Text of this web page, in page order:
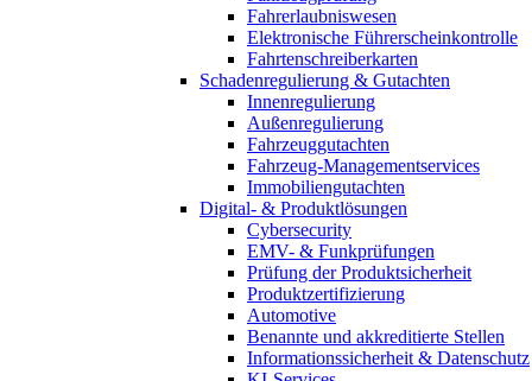
Fahrerlaubniswesen
Elektronische Führerscheinkontrolle
Fahrtenschreiberkarten
Schadenregulierung & Gutachten
Innenregulierung
Außenregulierung
Fahrzeuggutachten
Fahrzeug-Managementservices
Immobiliengutachten
Digital- & Produktlösungen
Cybersecurity
EMV- & Funkprüfungen
Prüfung der Produktsicherheit
Produktzertifizierung
Automotive
Benannte und akkreditierte Stellen
Informationssicherheit & Datenschutz